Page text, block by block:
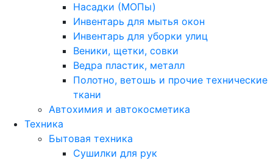
Насадки (МОПы)
Инвентарь для мытья окон
Инвентарь для уборки улиц
Веники, щетки, совки
Ведра пластик, металл
Полотно, ветошь и прочие технические
ткани
Автохимия и автокосметика
Техника
Бытовая техника
Сушилки для рук